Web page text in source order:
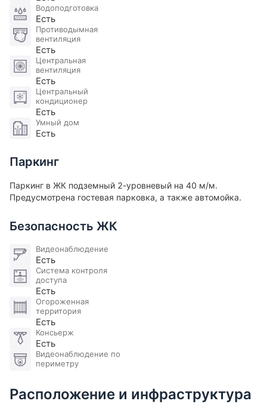
Водоподготовка
Есть
Противодымная
вентиляция
Есть
Центральная
вентиляция
Есть
Центральный
кондиционер
Есть
Умный дом
Есть
Паркинг
Паркинг в ЖК подземный 2-уровневый на 40 м/м.
Предусмотрена гостевая парковка, а также автомойка.
Безопасность ЖК
Видеонаблюдение
Есть
Система контроля
доступа
Есть
Огороженная
территория
Есть
Консьерж
Есть
Видеонаблюдение по
периметру
Расположение и инфраструктура